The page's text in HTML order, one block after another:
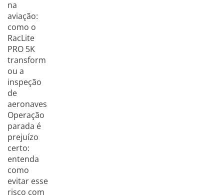
na
aviação:
como o
RacLite
PRO 5K
transform
ou a
inspeção
de
aeronaves
Operação
parada é
prejuízo
certo:
entenda
como
evitar esse
risco com